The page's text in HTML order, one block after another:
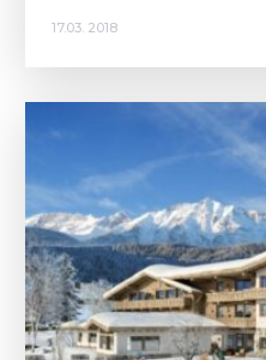
17.03. 2018